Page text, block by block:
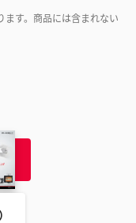
す。商品には含まれない